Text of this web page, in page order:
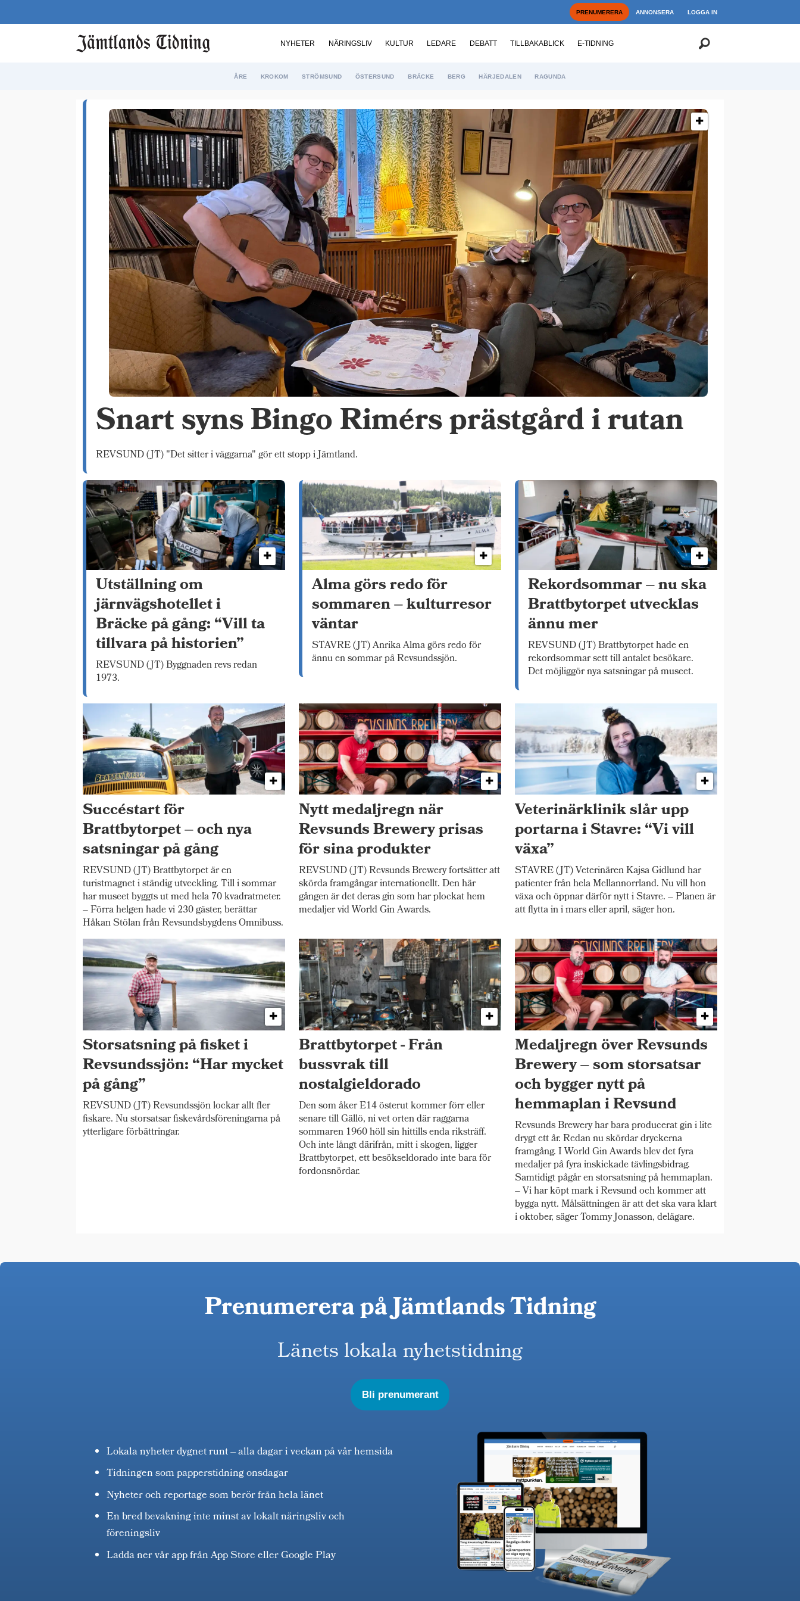
PRENUMERERA ANNONSERA LOGGA IN
NYHETER NÄRINGSLIV KULTUR LEDARE DEBATT TILLBAKABLICK E-TIDNING
ÅRE KROKOM STRÖMSUND ÖSTERSUND BRÄCKE BERG HÄRJEDALEN RAGUNDA
Snart syns Bingo Rimérs prästgård i rutan
REVSUND (JT) "Det sitter i väggarna" gör ett stopp i Jämtland.
Utställning om
järnvägshotellet i
Bräcke på gång: “Vill ta
tillvara på historien”
REVSUND (JT) Byggnaden revs redan
1973.
Alma görs redo för
sommaren – kulturresor
väntar
STAVRE (JT) Anrika Alma görs redo för
ännu en sommar på Revsundssjön.
Rekordsommar – nu ska
Brattbytorpet utvecklas
ännu mer
REVSUND (JT) Brattbytorpet hade en
rekordsommar sett till antalet besökare.
Det möjliggör nya satsningar på museet.
Succéstart för
Brattbytorpet – och nya
satsningar på gång
REVSUND (JT) Brattbytorpet är en
turistmagnet i ständig utveckling. Till i sommar
har museet byggts ut med hela 70 kvadratmeter.
– Förra helgen hade vi 230 gäster, berättar
Håkan Stölan från Revsundsbygdens Omnibuss.
Nytt medaljregn när
Revsunds Brewery prisas
för sina produkter
REVSUND (JT) Revsunds Brewery fortsätter att
skörda framgångar internationellt. Den här
gången är det deras gin som har plockat hem
medaljer vid World Gin Awards.
Veterinärklinik slår upp
portarna i Stavre: “Vi vill
växa”
STAVRE (JT) Veterinären Kajsa Gidlund har
patienter från hela Mellannorrland. Nu vill hon
växa och öppnar därför nytt i Stavre. – Planen är
att flytta in i mars eller april, säger hon.
Storsatsning på fisket i
Revsundssjön: “Har mycket
på gång”
REVSUND (JT) Revsundssjön lockar allt fler
fiskare. Nu storsatsar fiskevårdsföreningarna på
ytterligare förbättringar.
Brattbytorpet - Från
bussvrak till
nostalgieldorado
Den som åker E14 österut kommer förr eller
senare till Gällö, ni vet orten där raggarna
sommaren 1960 höll sin hittills enda riksträff.
Och inte långt därifrån, mitt i skogen, ligger
Brattbytorpet, ett besökseldorado inte bara för
fordonsnördar.
Medaljregn över Revsunds
Brewery – som storsatsar
och bygger nytt på
hemmaplan i Revsund
Revsunds Brewery har bara producerat gin i lite
drygt ett år. Redan nu skördar dryckerna
framgång. I World Gin Awards blev det fyra
medaljer på fyra inskickade tävlingsbidrag.
Samtidigt pågår en storsatsning på hemmaplan.
– Vi har köpt mark i Revsund och kommer att
bygga nytt. Målsättningen är att det ska vara klart
i oktober, säger Tommy Jonasson, delägare.
Prenumerera på Jämtlands Tidning
Länets lokala nyhetstidning
Bli prenumerant
Lokala nyheter dygnet runt – alla dagar i veckan på vår hemsida
Tidningen som papperstidning onsdagar
Nyheter och reportage som berör från hela länet
En bred bevakning inte minst av lokalt näringsliv och
föreningsliv
Ladda ner vår app från App Store eller Google Play